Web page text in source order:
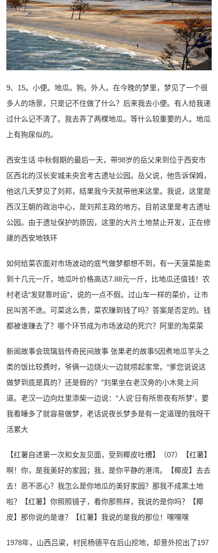
9、15。小便。地瓜。狗。外人。在今晚的梦里，梦见了一个很
多人的场景，只是记不住做了什么？后来我去小便。有人给我递
过什么记不清了。我去弄了两棵地瓜。等什么较重要的人。地瓜
上有狗尿似的。
西安生话 中秋假期的最后一天，带98岁的岳父来到位于西安市
区西北的汉长安城未央宫考古遗址公园。岳父说，他告诉保姆，
他这几天梦见了刘邦，结果我今天就带他来这里。我说，这里是
西汉王朝的政治中心，是刘邦主政的地方。目前这里是考古遗址
公园。由于遗址保护的原因，这里的大片土地禁止开发，正在修
建的西安地铁环
如何给菜农面对市场波动的底气做梦都想不到，有一天菠菜能卖
到十几元一斤，地瓜叶价格高达7.88元一斤，比地瓜还值钱！农
村老话“发财靠时运”，说的一点不假。过山车一样的菜价，让市
民叫苦不迭。可菜这么贵，菜农赚到钱了吗？答案是否定的。钱
都被谁赚去了？哪个环节成为市场波动的死穴？阿里的淘菜菜
新闻故事会琉璃翁传奇民间故事 张果老的故事5因煮地瓜芋头之
类的饭比较费时，爷俩一边烧火一边就唠起家常。“爹您说说这
做梦到底是真的？还是假的？”刘果坐在老汉旁的小木凳上问
道。老汉一边向灶里添柴一边说：“人说‘日有所思夜有所梦’，要
我看睡多了就容易做梦，老话说夜长梦多是有一定道理的我呀干
活累大
【红薯自述第一次和女友见面，受到椰皮吐槽】（07）【红薯】
啊！你，是我美好的家园；我，是你平静的港湾。【椰皮】去去
去！恶不恶心？我怎么是你地瓜的美好家园？那我不成黑土地
啦？【红薯】你照照镜子，看你那熊样，我说的是你吗？【椰
皮】那你说的是谁？【红薯】我说的是我的那位！嘿嘿嘿
1978年，山西吕梁，村民杨德平在后山挖地，却意外挖出了197